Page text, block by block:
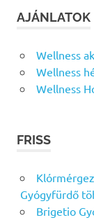
AJÁNLATOK
Wellness
Wellness
Wellness
FRISS
Gyógyfürdő
Brigetio